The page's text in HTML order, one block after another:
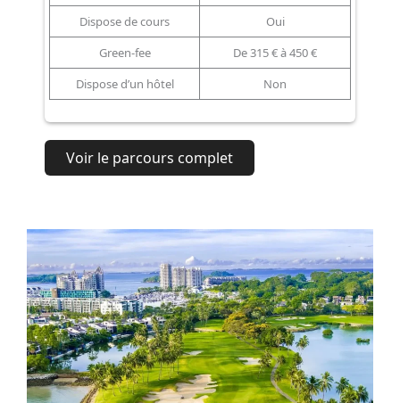
Dispose de cours
Oui
Green-fee
De 315 € à 450 €
Dispose d’un hôtel
Non
Voir le parcours complet